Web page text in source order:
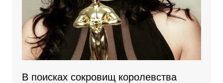
В поисках сокровищ королевства